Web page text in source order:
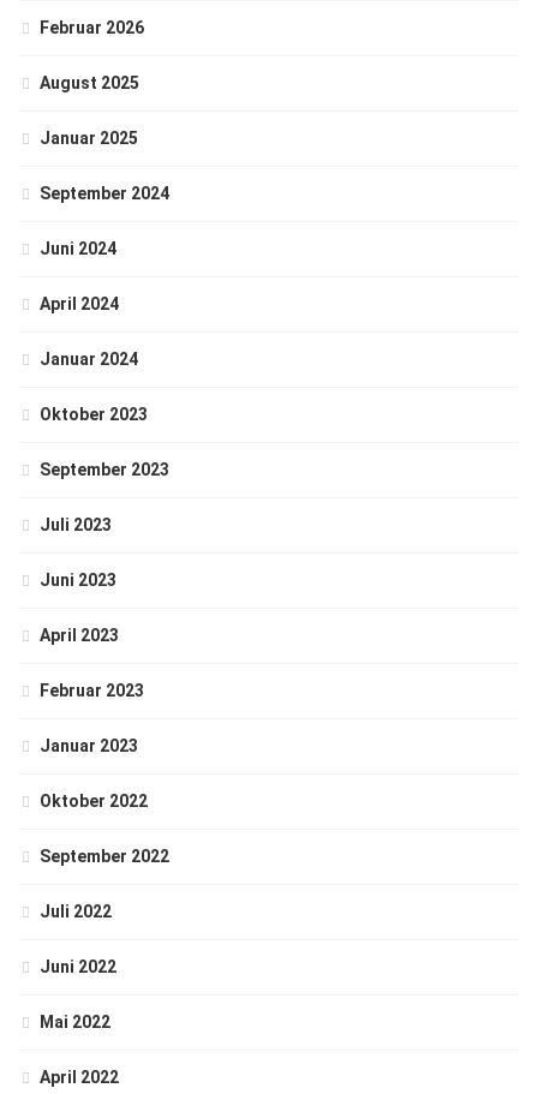
Februar 2026
August 2025
Januar 2025
September 2024
Juni 2024
April 2024
Januar 2024
Oktober 2023
September 2023
Juli 2023
Juni 2023
April 2023
Februar 2023
Januar 2023
Oktober 2022
September 2022
Juli 2022
Juni 2022
Mai 2022
April 2022